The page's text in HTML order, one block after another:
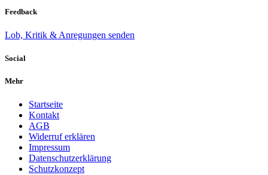
Feedback
Lob, Kritik & Anregungen senden
Social
Mehr
Startseite
Kontakt
AGB
Widerruf erklären
Impressum
Datenschutzerklärung
Schutzkonzept